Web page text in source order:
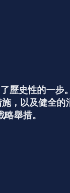
歷史性的一
，以及健全
舉措。